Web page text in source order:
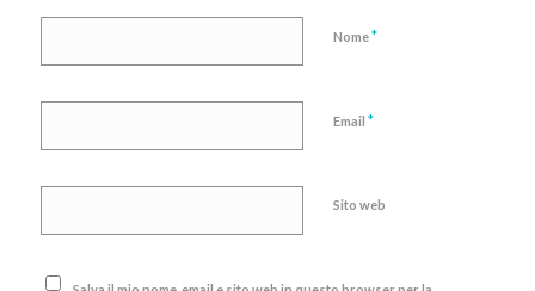
Nome*
Email *
Sito web